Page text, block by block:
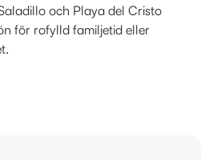
och Playa del Cristo
för rofylld familjetid eller